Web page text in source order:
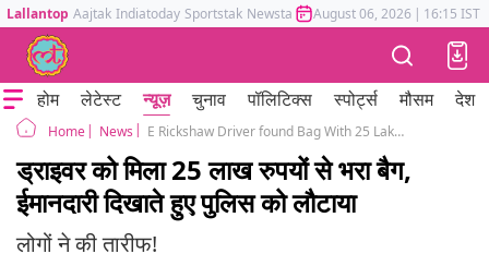
Lallantop Aajtak Indiatoday Sportstak Newstak Mumbai Tak Astrotak
August 06, 2026 | 16:15 IST
होम लेटेस्ट न्यूज़ चुनाव पॉलिटिक्स स्पोर्ट्स मौसम देश
Home News E Rickshaw Driver found Bag With 25 Lakh Cash but returned to Police viral
ड्राइवर को मिला 25 लाख रुपयों से भरा बैग,
ईमानदारी दिखाते हुए पुलिस को लौटाया
लोगों ने की तारीफ!